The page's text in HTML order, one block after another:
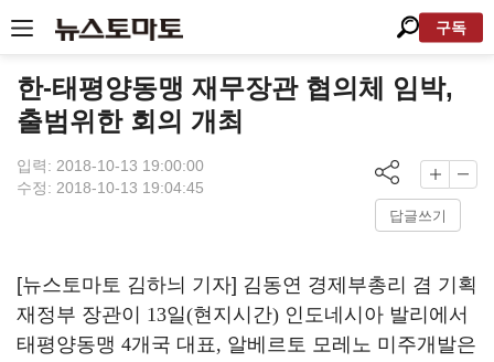
구독
한-태평양동맹 재무장관 협의체 임박,
출범위한 회의 개최
입력: 2018-10-13 19:00:00
수정: 2018-10-13 19:04:45
답글쓰기
[뉴스토마토 김하늬 기자] 김동연 경제부총리 겸 기획
재정부 장관이 13일(현지시간) 인도네시아 발리에서
태평양동맹 4개국 대표, 알베르토 모레노 미주개발은